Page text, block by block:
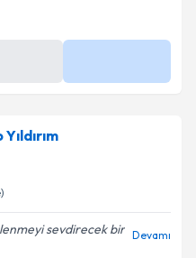
sevdirecek bir Devamı